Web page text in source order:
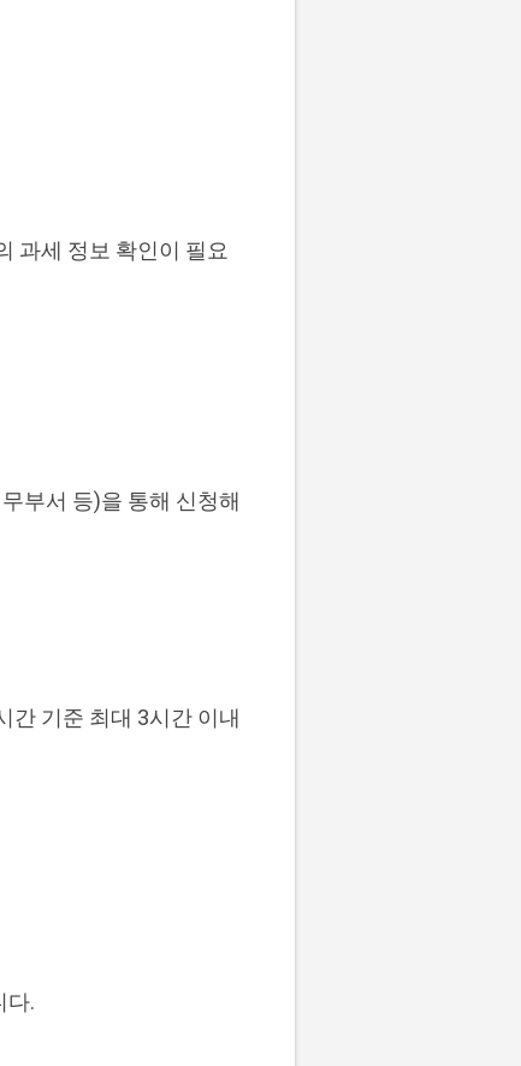
과세 정보 확인이 필요
부서 등)을 통해 신청해
간 기준 최대 3시간 이내
다.